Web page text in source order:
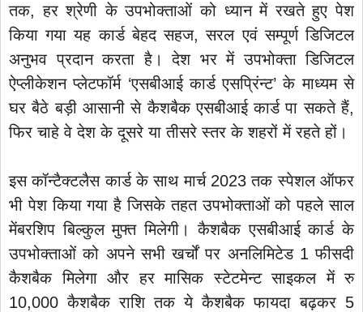
तक, हर श्रेणी के उपभोक्ताओं को ध्यान में रखते हुए पेश
किया गया यह कार्ड बेहद सहज, सरल एवं सम्पूर्ण डिजिटल
अनुभव प्रदान करता है। देश भर में उपभोक्ता डिजिटल
ऐप्लीकेशन प्लेटफॉर्म ‘एसबीआई कार्ड एसप्रिंन्ट’ के माध्यम से
घर बैठे बड़ी आसानी से कैशबैक एसबीआई कार्ड पा सकते हैं,
फिर चाहे वे देश के दूसरे या तीसरे स्तर के शहरों में रहते हों।
इस कॉन्टैक्टलैस कार्ड के साथ मार्च 2023 तक स्पेशल ऑफर
भी पेश किया गया है जिसके तहत उपभोक्ताओं को पहले साल
मेंबरशिप बिल्कुल मुफ्त मिलेगी। कैशबैक एसबीआई कार्ड के
उपभोक्ताओं को अपने सभी खर्चों पर अनलिमिटेड 1 फीसदी
कैशबैक मिलेगा और हर मासिक स्टेटमेन्ट साइकल में रु
10,000 कैशबैक राशि तक ये कैशबैक फायदा बढ़कर 5